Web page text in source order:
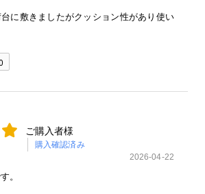
に敷きましたがクッション性があり使い
ご購入者様
購入確認済み
2026-04-22
。